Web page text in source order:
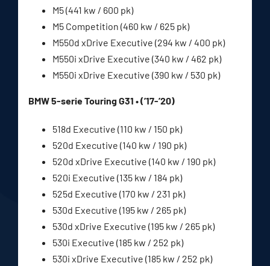
M5 (441 kw / 600 pk)
M5 Competition (460 kw / 625 pk)
M550d xDrive Executive (294 kw / 400 pk)
M550i xDrive Executive (340 kw / 462 pk)
M550i xDrive Executive (390 kw / 530 pk)
BMW 5-serie Touring G31 • (’17-’20)
518d Executive (110 kw / 150 pk)
520d Executive (140 kw / 190 pk)
520d xDrive Executive (140 kw / 190 pk)
520i Executive (135 kw / 184 pk)
525d Executive (170 kw / 231 pk)
530d Executive (195 kw / 265 pk)
530d xDrive Executive (195 kw / 265 pk)
530i Executive (185 kw / 252 pk)
530i xDrive Executive (185 kw / 252 pk)